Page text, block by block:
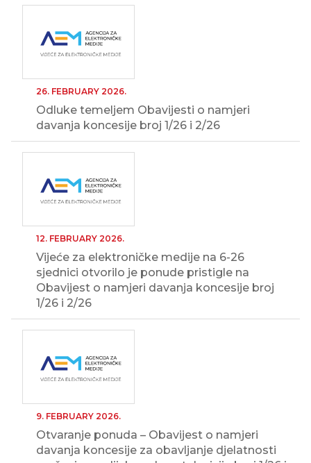
26. FEBRUARY 2026.
Odluke temeljem Obavijesti o namjeri
davanja koncesije broj 1/26 i 2/26
12. FEBRUARY 2026.
Vijeće za elektroničke medije na 6-26
sjednici otvorilo je ponude pristigle na
Obavijest o namjeri davanja koncesije broj
1/26 i 2/26
9. FEBRUARY 2026.
Otvaranje ponuda – Obavijest o namjeri
davanja koncesije za obavljanje djelatnosti